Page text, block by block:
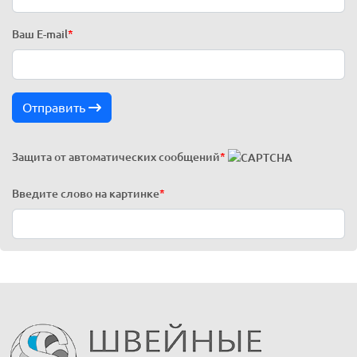
Ваш E-mail *
Отправить
Защита от автоматических сообщений*
Введите слово на картинке*